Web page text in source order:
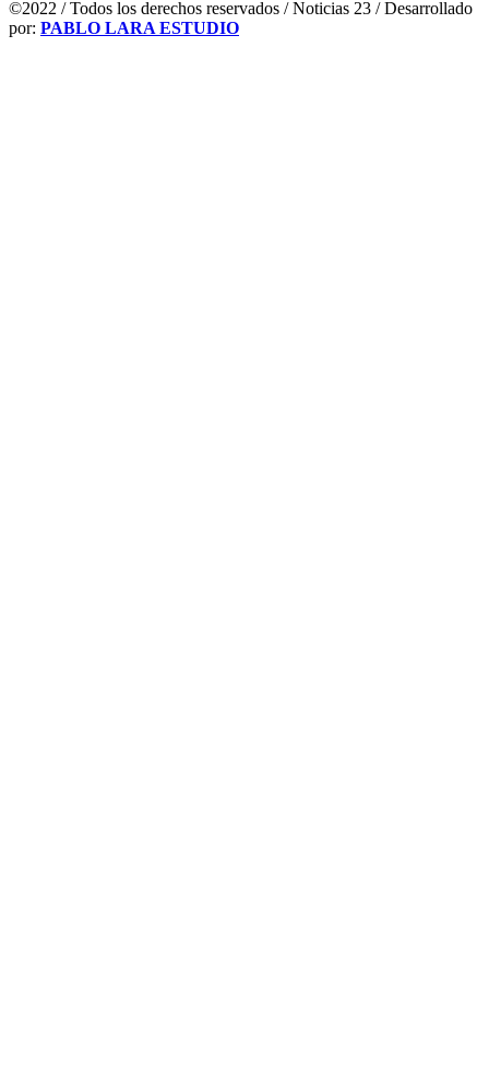
©2022 / Todos los derechos reservados / Noticias 23 / Desarrollado
por: PABLO LARA ESTUDIO